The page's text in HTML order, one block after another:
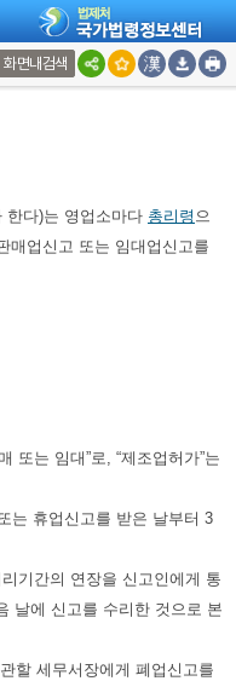
화면내검색
기간의 연장을 신고인에게 통
날에 신고를 수리한 것으로 본
한다)는 영업소마다 총리령 으
매업신고 또는 임대업신고를
또는 임대”로, “제조업허가”는
는 휴업신고를 받은 날부터 3
기간의 연장을 신고인에게 통
날에 신고를 수리한 것으로 본
할 세무서장에게 폐업신고를